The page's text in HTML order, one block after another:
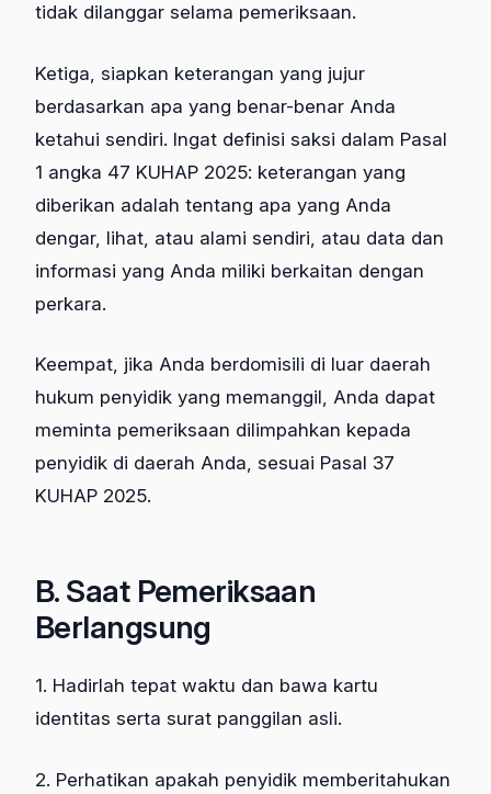
tidak dilanggar selama pemeriksaan.
Ketiga, siapkan keterangan yang jujur
berdasarkan apa yang benar-benar Anda
ketahui sendiri. Ingat definisi saksi dalam Pasal
1 angka 47 KUHAP 2025: keterangan yang
diberikan adalah tentang apa yang Anda
dengar, lihat, atau alami sendiri, atau data dan
informasi yang Anda miliki berkaitan dengan
perkara.
Keempat, jika Anda berdomisili di luar daerah
hukum penyidik yang memanggil, Anda dapat
meminta pemeriksaan dilimpahkan kepada
penyidik di daerah Anda, sesuai Pasal 37
KUHAP 2025.
B. Saat Pemeriksaan
Berlangsung
1. Hadirlah tepat waktu dan bawa kartu
identitas serta surat panggilan asli.
2. Perhatikan apakah penyidik memberitahukan